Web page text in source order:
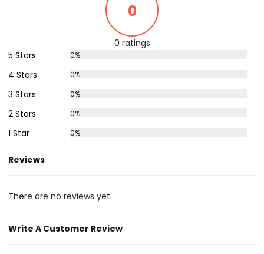
0
0 ratings
5 Stars
0%
4 Stars 0%
3 Stars 0%
2 Stars 0%
1 Star 0%
Reviews
There are no reviews yet.
Write A Customer Review